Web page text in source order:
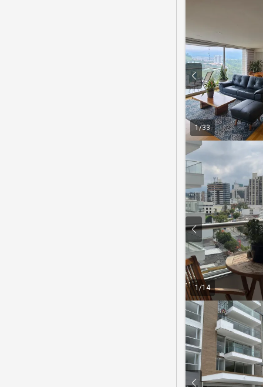
1/33
1 /14